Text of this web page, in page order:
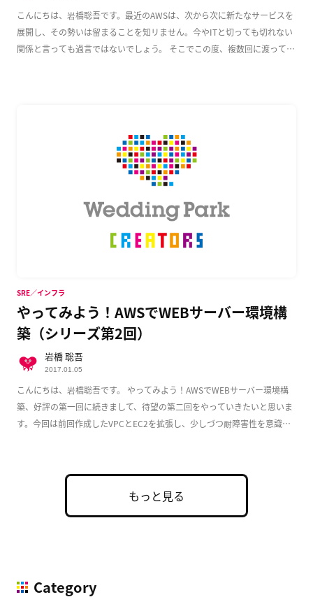
こんにちは、岩橋聡吾です。最近のAWSは、次から次に新たなサービスを
展開し、その勢いは留まることを知リません。今やITと切っても切れない
関係と言っても過言ではないでしょう。 そこでこの度、複数回に渡って
やってみよう！AWSでWEBサーバー環境構
築（シリーズ第2回）
こんにちは、岩橋聡吾です。 やってみよう！AWSでWEBサーバー環境構
築、好評の第一回に続きまして、待望の第二回をやっていきたいと思いま
す。今回は前回作成したVPCとEC2を拡張し、少しづつ耐障害性を意識し
SRE／インフラ
岩橋 聡吾
2017.01.05
もっと見る
Category